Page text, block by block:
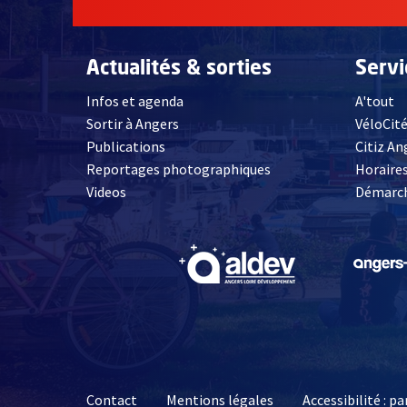
Actualités & sorties
Infos et agenda
Sortir à Angers
Publications
Reportages photographiques
Videos, Ouvre une nouvelle fenêtre
A'tout
VéloCité
Citiz
, Ouvre une
Contact Mentions légales Accessibilité :